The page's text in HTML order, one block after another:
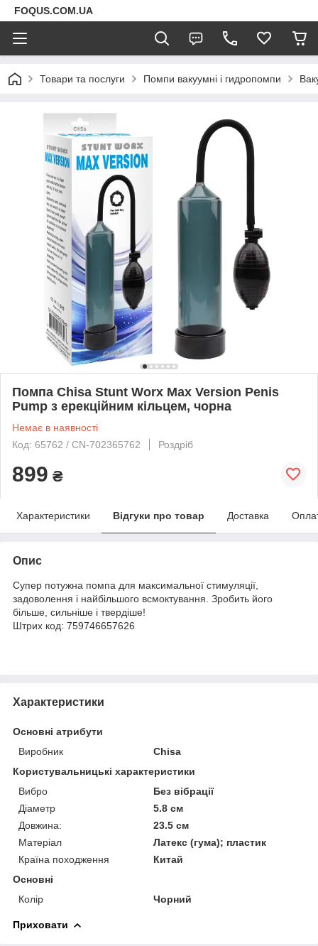
FOQUS.COM.UA
Товари та послуги Помпи вакуумні і гидропомпи
Помпа Chisa Stunt Worx Max Version Penis
Pump з ерекційним кільцем, чорна
Немає в наявності
Код: 65762 / CN-702365762
Роздріб
899 ₴
Характеристики Відгуки про товар Доставка
Опис
Супер потужна помпа для максимальної стимуляції,
задоволення і найбільшого всмоктування. Зробить його
більше, сильніше і твердіше!
Штрих код: 759746657626
Характеристики
Основні атрибути
Виробник
Chisa
Користувальницькі характеристики
Вибро
Без вібрації
Діаметр
5.8 см
Довжина:
23.5 см
Матеріал
Латекс (гума); пластик
Країна походження
Китай
Основні
Колір
Чорний
Приховати